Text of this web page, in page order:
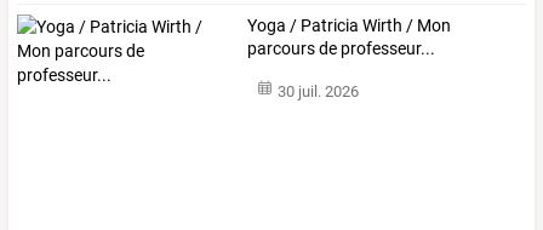
Yoga / Patricia Wirth / Mon
parcours de professeur...
30 juil. 2026